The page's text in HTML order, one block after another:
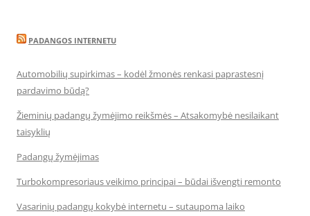
PADANGOS INTERNETU
Automobilių supirkimas – kodėl žmonės renkasi paprastesnį
pardavimo būdą?
Žieminių padangų žymėjimo reikšmės – Atsakomybė nesilaikant
taisyklių
Padangų žymėjimas
Turbokompresoriaus veikimo principai – būdai išvengti remonto
Vasarinių padangų kokybė internetu – sutaupoma laiko